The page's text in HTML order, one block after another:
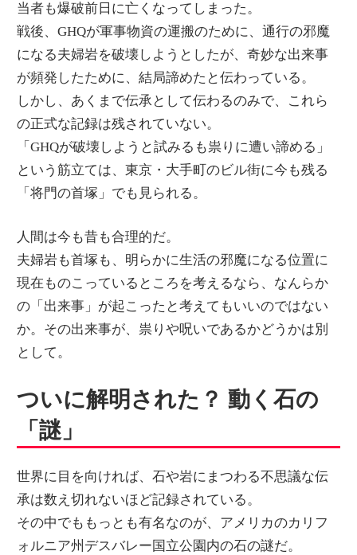
当者も爆破前日に亡くなってしまった。
戦後、GHQが軍事物資の運搬のために、通行の邪魔
になる夫婦岩を破壊しようとしたが、奇妙な出来事
が頻発したために、結局諦めたと伝わっている。
しかし、あくまで伝承として伝わるのみで、これら
の正式な記録は残されていない。
「GHQが破壊しようと試みるも祟りに遭い諦める」
という筋立ては、東京・大手町のビル街に今も残る
「将門の首塚」でも見られる。
人間は今も昔も合理的だ。
夫婦岩も首塚も、明らかに生活の邪魔になる位置に
現在ものこっているところを考えるなら、なんらか
の「出来事」が起こったと考えてもいいのではない
か。その出来事が、祟りや呪いであるかどうかは別
として。
ついに解明された？ 動く石の
「謎」
世界に目を向ければ、石や岩にまつわる不思議な伝
承は数え切れないほど記録されている。
その中でももっとも有名なのが、アメリカのカリフ
ォルニア州デスバレー国立公園内の石の謎だ。